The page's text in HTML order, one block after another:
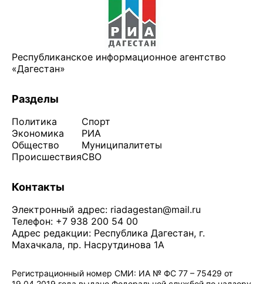
Республиканское информационное агентство
«Дагестан»
Разделы
Политика
Экономика
Общество
Происшествия
Спорт
РИА
Муниципалитеты
СВО
Контакты
Электронный адрес: riadagestan@mail.ru
Телефон: +7 938 200 54 00
Адрес редакции: Республика Дагестан, г.
Махачкала, пр. Насрутдинова 1А
Регистрационный номер СМИ: ИА № ФС 77 – 75429 от